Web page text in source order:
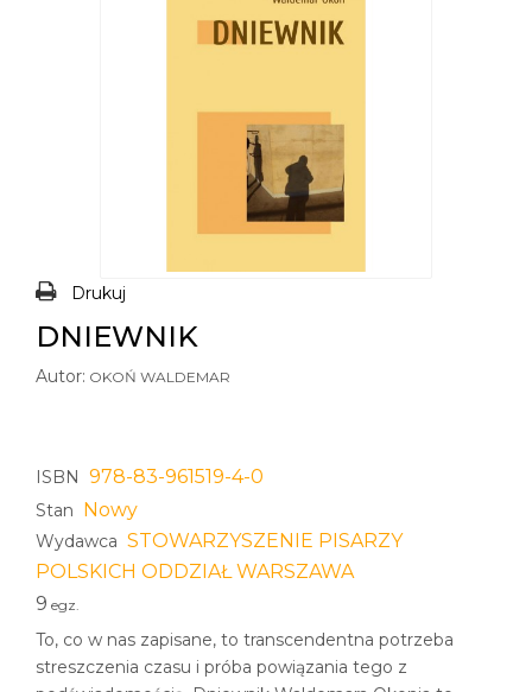
Drukuj
DNIEWNIK
Autor: OKOŃ WALDEMAR
ISBN 978-83-961519-4-0
Stan Nowy
Wydawca STOWARZYSZENIE PISARZY
POLSKICH ODDZIAŁ WARSZAWA
9 egz.
To, co w nas zapisane, to transcendentna potrzeba
streszczenia czasu i próba powiązania tego z